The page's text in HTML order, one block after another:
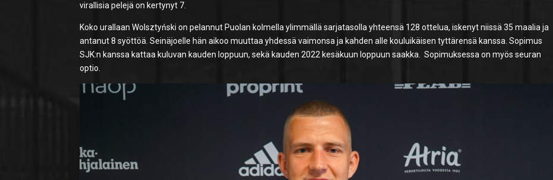
virallisia pelejä on kertynyt 7.
Koko urallaan Wolsztyński on pelannut Puolan kolmella ylimmällä sarjatasolla yhteensä 128 ottelua, iskenyt niissä 35 maalia ja
antanut 8 syöttöä. Seinäjoelle hän aikoo muuttaa yhdessä vaimonsa ja kahden alle kouluikäisen tyttärensä kanssa. Sopimus
SJK:n kanssa kattaa kuluvan kauden loppuun, sekä kauden 2022 kesäkuun loppuun saakka. Sopimuksessa on myös seuran
optio.